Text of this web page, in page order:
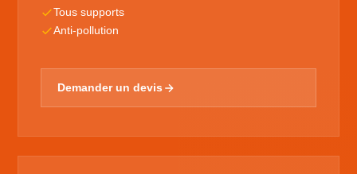
Tous supports
Anti-pollution
Demander un devis